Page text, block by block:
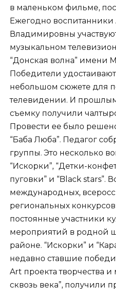
в маленьком фильме,
Ежегодно воспитанники
Владимировны
музыкальном
“Донская волна” имени
Победители
небольшом сюжете для
телевидении. И
съемку получили
Провести ее было
“Баба Люба”. Педагог
группы. Это несколько
“Искорки”, “Детки-
пуговки” и “Black stars”.
международных,
региональных
постоянные участники
мероприятий в родной
районе. “Искорки” и
недавно ставшие
Art проекта творчества и
сквозь века”, получили